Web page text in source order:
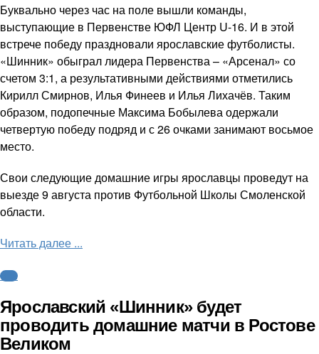
Буквально через час на поле вышли команды,
выступающие в Первенстве ЮФЛ Центр U-16. И в этой
встрече победу праздновали ярославские футболисты.
«Шинник» обыграл лидера Первенства – «Арсенал» со
счетом 3:1, а результативными действиями отметились
Кирилл Смирнов, Илья Финеев и Илья Лихачёв. Таким
образом, подопечные Максима Бобылева одержали
четвертую победу подряд и с 26 очками занимают восьмое
место.
Свои следующие домашние игры ярославцы проведут на
выезде 9 августа против Футбольной Школы Смоленской
области.
Читать далее ...
ФНЛ
Ярославский «Шинник» будет
проводить домашние матчи в Ростове
Великом